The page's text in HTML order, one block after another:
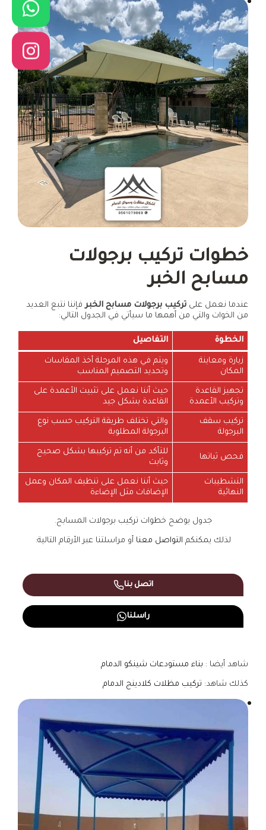
خطوات تركيب برجولات
مسابح الخبر
عندما نعمل على تركيب برجولات مسابح الخبرفإننا نتبع العديد
من الخوات والتي من أهمها ما سيأتي في الجدول التالي:
الخطوة التفاصيل
زيارة ومعاينة
المكان
ويتم في هذه المرحلة أخذ المقاسات
وتحديد التصميم المناسب
تجهيز القاعدة
وتركيب الأعمدة
حيث أننا نعمل على تثبيت الأعمدة على
القاعدة بشكل جيد
تركيب سقف
البرجولة
والتي تختلف طريقة التركيب حسب نوع
البرجولة المطلوبة
فحص ثباتها
للتأكد من أنه تم تركيبها بشكل صحيح
وثابت
التشطيبات
النهائية
حيث أننا نعمل على تنظيف المكان وعمل
الإضافات مثل الإضاءة
جدول يوضح خطوات تركيب برجولات المسابح.
لذلك يمكنكم التواصل معنا أو مراسلتنا عبر الأرقام التالية:
اتصل بنا
راسلنا
شاهد أيضا : بناء مستودعات شينكو الدمام
كذلك شاهد: تركيب مظلات كلادينج الدمام